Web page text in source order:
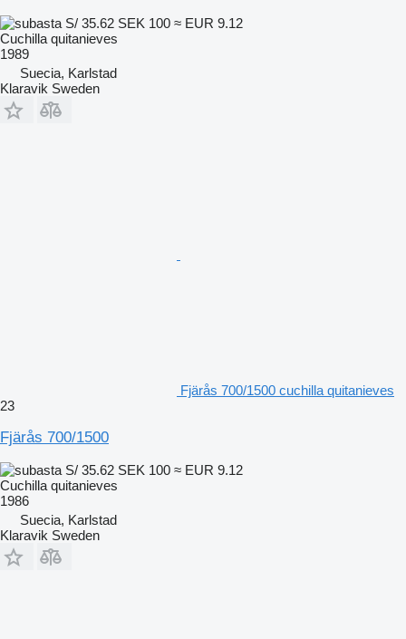
S/ 35.62 SEK 100 ≈ EUR 9.12
Cuchilla quitanieves
1989
Suecia, Karlstad
Klaravik Sweden
Fjärås 700/1500 cuchilla quitanieves
23
Fjärås 700/1500
S/ 35.62 SEK 100 ≈ EUR 9.12
Cuchilla quitanieves
1986
Suecia, Karlstad
Klaravik Sweden